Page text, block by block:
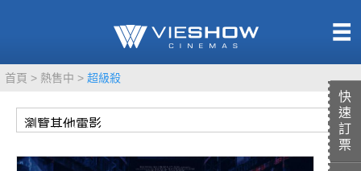
快
速
訂
票
首頁 熱售中 超級殺